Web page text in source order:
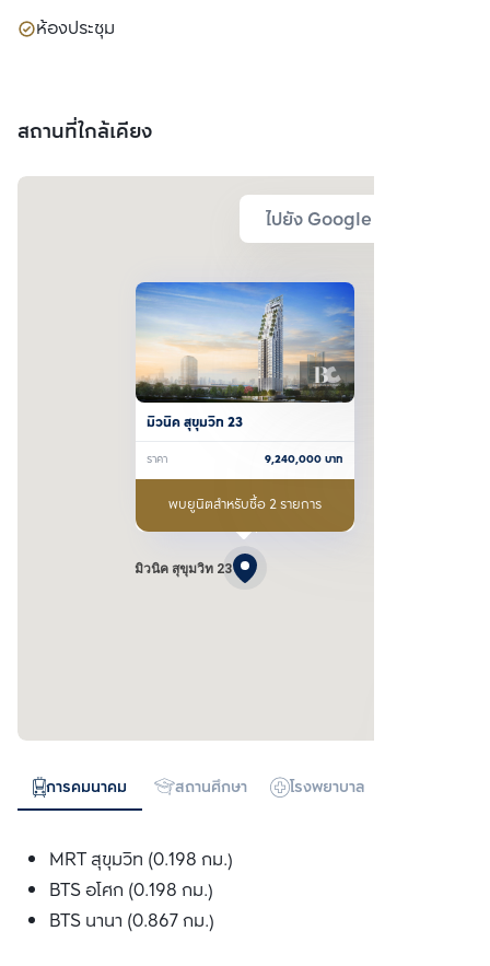
ห้องประชุม
สถานที่ใกล้เคียง
ไปยัง Google Map
มิวนิค สุขุมวิท 23
มิวนิค สุขุมวิท 23
ราคา 9,240,000บาท
พบยูนิตสำหรับซื้อ 2 รายการ
การคมนาคม สถานศึกษา โรงพยาบาล
MRT สุขุมวิท (0.198 กม.)
BTS อโศก (0.198 กม.)
BTS นานา (0.867 กม.)